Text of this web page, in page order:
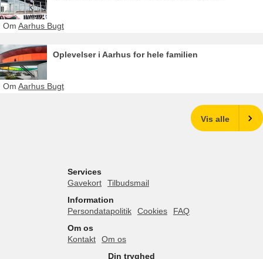
Om Aarhus Bugt
Oplevelser i Aarhus for hele familien
Om Aarhus Bugt
Vis alle
Services
Gavekort
Tilbudsmail
Information
Persondatapolitik
Cookies
FAQ
Om os
Kontakt
Om os
Din tryghed